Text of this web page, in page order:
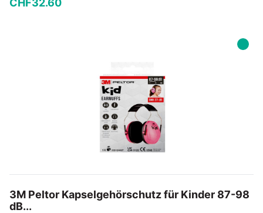
CHF32.60
3M Peltor Kapselgehörschutz für Kinder 87-98
dB...